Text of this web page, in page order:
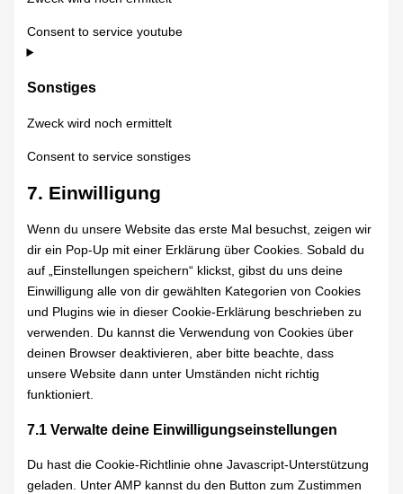
Consent to service youtube
Sonstiges
Zweck wird noch ermittelt
Consent to service sonstiges
7. Einwilligung
Wenn du unsere Website das erste Mal besuchst, zeigen wir
dir ein Pop-Up mit einer Erklärung über Cookies. Sobald du
auf „Einstellungen speichern“ klickst, gibst du uns deine
Einwilligung alle von dir gewählten Kategorien von Cookies
und Plugins wie in dieser Cookie-Erklärung beschrieben zu
verwenden. Du kannst die Verwendung von Cookies über
deinen Browser deaktivieren, aber bitte beachte, dass
unsere Website dann unter Umständen nicht richtig
funktioniert.
7.1 Verwalte deine Einwilligungseinstellungen
Du hast die Cookie-Richtlinie ohne Javascript-Unterstützung
geladen. Unter AMP kannst du den Button zum Zustimmen